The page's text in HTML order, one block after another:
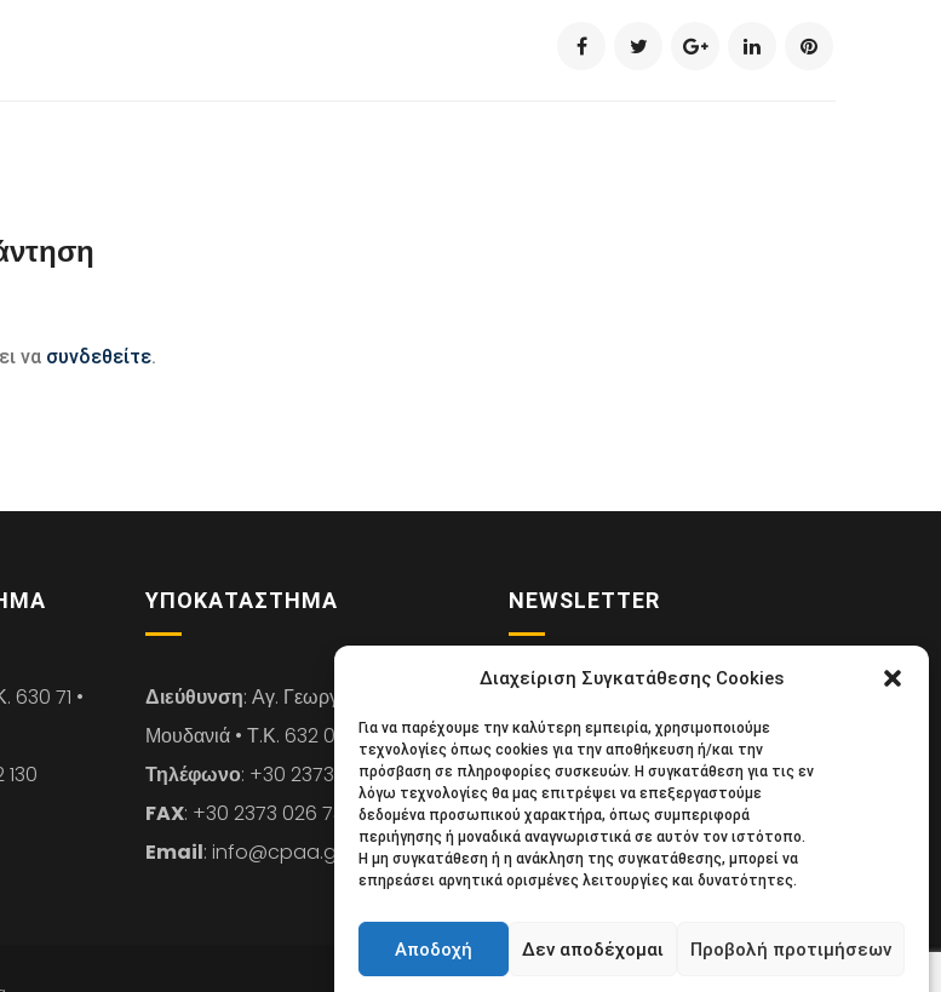
Διαχείριση Συγκατάθεσης Cookies
Για να παρέχουμε την καλύτερη εμπειρία, χρησιμοποιούμε
τεχνολογίες όπως cookies για την αποθήκευση ή/και την
πρόσβαση σε πληροφορίες συσκευών. Η συγκατάθεση για τις εν
λόγω τεχνολογίες θα μας επιτρέψει να επεξεργαστούμε
δεδομένα προσωπικού χαρακτήρα, όπως συμπεριφορά
περιήγησης ή μοναδικά αναγνωριστικά σε αυτόν τον ιστότοπο.
Η μη συγκατάθεση ή η ανάκληση της συγκατάθεσης, μπορεί να
επηρεάσει αρνητικά ορισμένες λειτουργίες και δυνατότητες.
Αποδοχή Δεν αποδέχομαι Προβολή προτιμήσεων
να συνδεθείτε.
630 71 •
130
ΥΠΟΚΑΤΆΣΤΗΜΑ
Διεύθυνση: Αγ. Γεωργίου 14 • Νέα
Μουδανιά • Τ.Κ. 632 00 • Χαλκιδική
Τηλέφωνο: +30 2373 026 739
FAX: +30 2373 026 739
Email: info@cpaa.gr
NEWSLETTER
Κάντε εγγραφή στο ηλεκτρονικό μας
φυλλάδιο και μείνετε στο επίκεντρο
της οικονομικής επικαιρότητας.